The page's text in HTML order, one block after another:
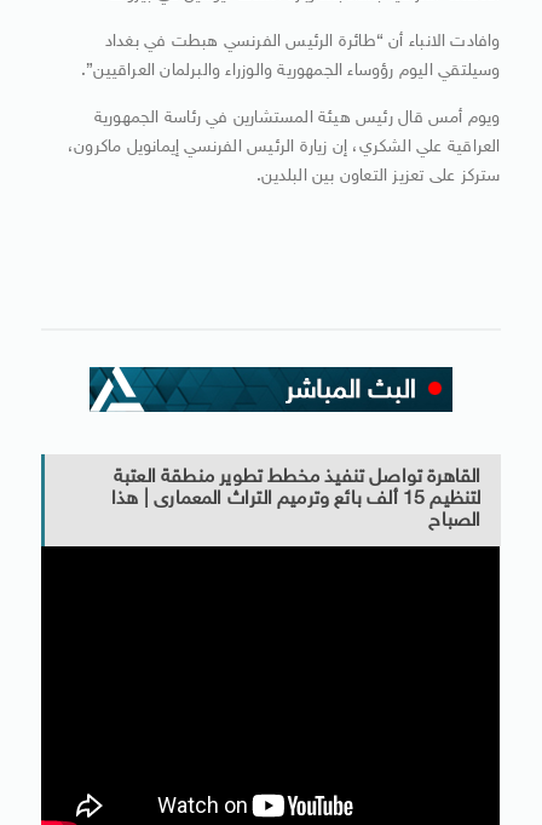
وافادت الانباء أن “طائرة الرئيس الفرنسي هبطت في بغداد
وسيلتقي اليوم رؤوساء الجمهورية والوزراء والبرلمان العراقيين”.
ويوم أمس قال رئيس هيئة المستشارين في رئاسة الجمهورية
العراقية علي الشكري، إن زيارة الرئيس الفرنسي إيمانويل ماكرون،
ستركز على تعزيز التعاون بين البلدين.
القاهرة تواصل تنفيذ مخطط تطوير منطقة العتبة
لتنظيم 15 ألف بائع وترميم التراث المعمارى | هذا
الصباح